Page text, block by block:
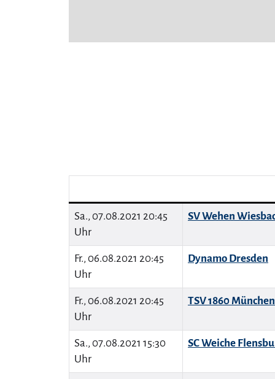
Sa., 07.08.2021 20:45
Uhr
SV Wehen
Fr., 06.08.2021 20:45
Uhr
Dynamo Dresden
Fr., 06.08.2021 20:45
Uhr
TSV 1860 München
Sa., 07.08.2021 15:30
Uhr
SC Weiche